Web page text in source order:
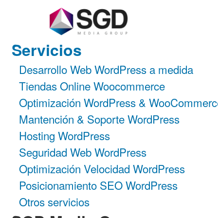
Servicios
Desarrollo Web WordPress a medida
Tiendas Online Woocommerce
Optimización WordPress &
Mantención & Soporte WordPress
Hosting WordPress
Seguridad Web WordPress
Optimización Velocidad WordPress
Posicionamiento SEO WordPress
Otros servicios